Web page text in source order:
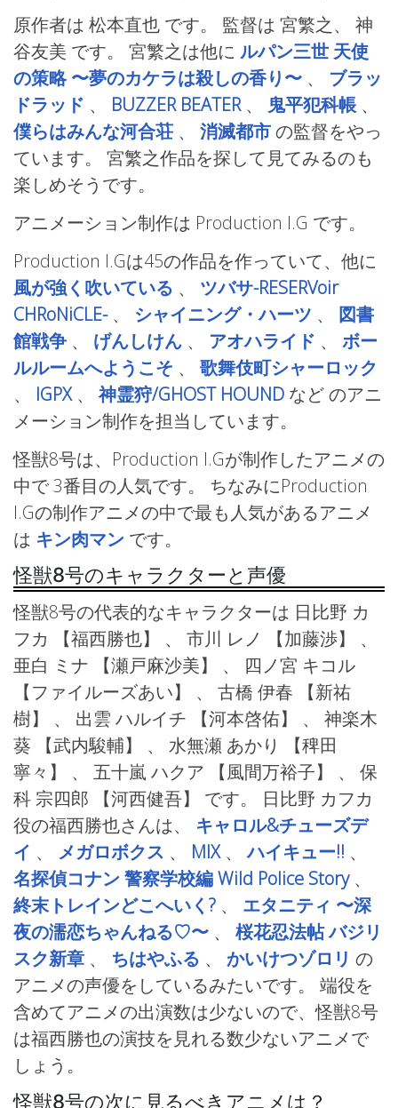
原作者は 松本直也 です。 監督は 宮繁之、 神
谷友美 です。 宮繁之は他に ルパン三世 天使
の策略 〜夢のカケラは殺しの香り〜 、 ブラッ
ドラッド 、 BUZZER BEATER、 鬼平犯科帳 、
僕らはみんな河合荘 、 消滅都市の監督をやっ
ています。 宮繁之作品を探して見てみるのも
楽しめそうです。
アニメーション制作は Production I.G です。
Production I.Gは45の作品を作っていて、他に
風が強く吹いている 、 ツバサ-RESERVoir
CHRoNiCLE-、 シャイニング・ハーツ 、 図書
館戦争 、 げんしけん 、 アオハライド 、 ボー
ルルームへようこそ 、 歌舞伎町シャーロック
、 IGPX、神霊狩/GHOST HOUND などのアニ
メーション制作を担当しています。
怪獣8号は、Production I.Gが制作したアニメの
中で 3番目の人気です。 ちなみにProduction
I.Gの制作アニメの中で最も人気があるアニメ
は キン肉マン です。
怪獣8号のキャラクターと声優
怪獣8号の代表的なキャラクターは 日比野 カ
フカ
【福西勝也】 、 市川 レノ
【加藤渉】 、
亜白 ミナ
【瀬戸麻沙美】 、 四ノ宮 キコル
【ファイルーズあい】 、 古橋 伊春
【新祐
樹】 、 出雲 ハルイチ
【河本啓佑】 、 神楽木
葵
【武内駿輔】 、 水無瀬 あかり
【稗田
寧々】 、 五十嵐 ハクア
【風間万裕子】 、 保
科 宗四郎
【河西健吾】 です。 日比野 カフカ
役の福西勝也さんは、 キャロル&チューズデ
イ 、 メガロボクス 、 MIX 、ハイキュー!! 、
名探偵コナン 警察学校編 Wild Police Story、
終末トレインどこへいく? 、 エタニティ 〜深
夜の濡恋ちゃんねる♡〜 、 桜花忍法帖 バジリ
スク新章 、 ちはやふる 、 かいけつゾロリ の
アニメの声優をしているみたいです。 端役を
含めてアニメの出演数は少ないので、怪獣8号
は福西勝也の演技を見れる数少ないアニメで
しょう。
怪獣8号の次に見るべきアニメは？